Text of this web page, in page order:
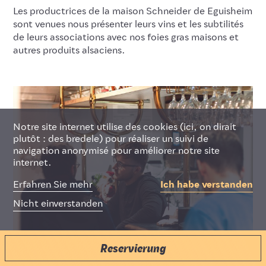
Notre site internet utilise des cookies (ici, on dirait
plutôt : des bredele) pour réaliser un suivi de
navigation anonymisé pour améliorer notre site
internet.
Erfahren Sie mehr
Ich habe verstanden
Nicht einverstanden
Reservierung
Français
Les productrices de la maison Schneider de Eguisheim
sont venues nous présenter leurs vins et les subtilités
de leurs associations avec nos foies gras maisons et
autres produits alsaciens.